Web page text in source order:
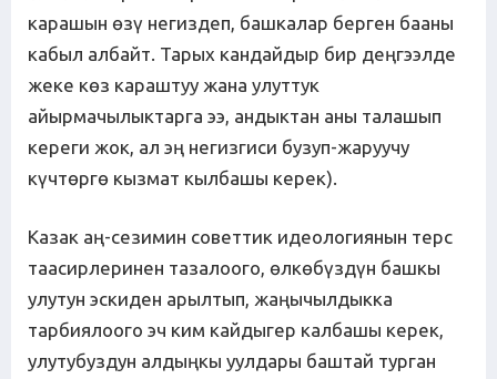
карашын өзү негиздеп, башкалар берген бааны
кабыл албайт. Тарых кандайдыр бир деңгээлде
жеке көз караштуу жана улуттук
айырмачылыктарга ээ, андыктан аны талашып
кереги жок, ал эң негизгиси бузуп-жаруучу
күчтөргө кызмат кылбашы керек).
Казак аң-сезимин советтик идеологиянын терс
таасирлеринен тазалоого, өлкөбүздүн башкы
улутун эскиден арылтып, жаңычылдыкка
тарбиялоого эч ким кайдыгер калбашы керек,
улутубуздун алдыңкы уулдары баштай турган